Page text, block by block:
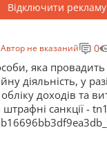
Відключити рекламу
Автор не вказаний 0